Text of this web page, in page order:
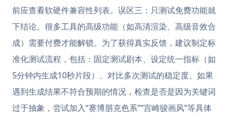
前应查看软硬件兼容性列表。误区三：只测试免费功能就
下结论。很多工具的高级功能（如高清渲染、高级音效合
成）需要付费才能解锁。为了获得真实反馈，建议制定标
准化测试流程，包括：固定测试剧本、设定统一指标（如
5分钟内生成10秒片段）、对比多次测试的稳定度。如果
遇到生成结果不符合预期的情况，检查是否是因为关键词
过于抽象，尝试加入“赛博朋克色系”“宫崎骏画风”等具体